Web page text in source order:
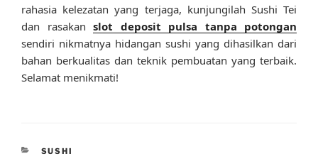
rahasia kelezatan yang terjaga, kunjungilah Sushi Tei
dan rasakan slot deposit pulsa tanpa potongan
sendiri nikmatnya hidangan sushi yang dihasilkan dari
bahan berkualitas dan teknik pembuatan yang terbaik.
Selamat menikmati!
CATEGORIES
SUSHI